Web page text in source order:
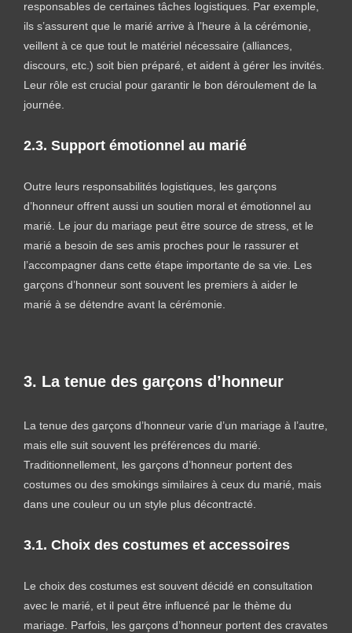
responsables de certaines tâches logistiques. Par exemple,
ils s’assurent que le marié arrive à l’heure à la cérémonie,
veillent à ce que tout le matériel nécessaire (alliances,
discours, etc.) soit bien préparé, et aident à gérer les invités.
Leur rôle est crucial pour garantir le bon déroulement de la
journée.
2.3. Support émotionnel au marié
Outre leurs responsabilités logistiques, les garçons
d’honneur offrent aussi un soutien moral et émotionnel au
marié. Le jour du mariage peut être source de stress, et le
marié a besoin de ses amis proches pour le rassurer et
l’accompagner dans cette étape importante de sa vie. Les
garçons d’honneur sont souvent les premiers à aider le
marié à se détendre avant la cérémonie.
3. La tenue des garçons d’honneur
La tenue des garçons d’honneur varie d’un mariage à l’autre,
mais elle suit souvent les préférences du marié.
Traditionnellement, les garçons d’honneur portent des
costumes ou des smokings similaires à ceux du marié, mais
dans une couleur ou un style plus décontracté.
3.1. Choix des costumes et accessoires
Le choix des costumes est souvent décidé en consultation
avec le marié, et il peut être influencé par le thème du
mariage. Parfois, les garçons d’honneur portent des cravates